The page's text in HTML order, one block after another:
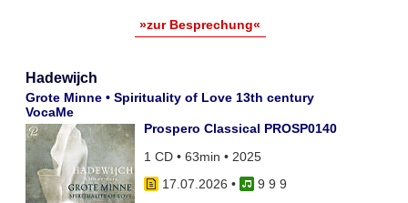
»zur Besprechung«
Hadewijch
Grote Minne • Spirituality of Love 13th century
VocaMe
Prospero Classical PROSP0140
1 CD • 63min • 2025
17.07.2026 •
9 9 9